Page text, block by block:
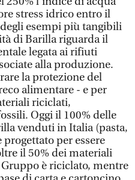
stress idrico entro il
esempi più tangibili
di Barilla riguarda il
legata ai rifiuti
alla produzione.
la protezione del
alimentare - e per
riciclati,
Oggi il 100% delle
venduti in Italia (pasta,
per essere
il 50% dei materiali
è riciclato, mentre